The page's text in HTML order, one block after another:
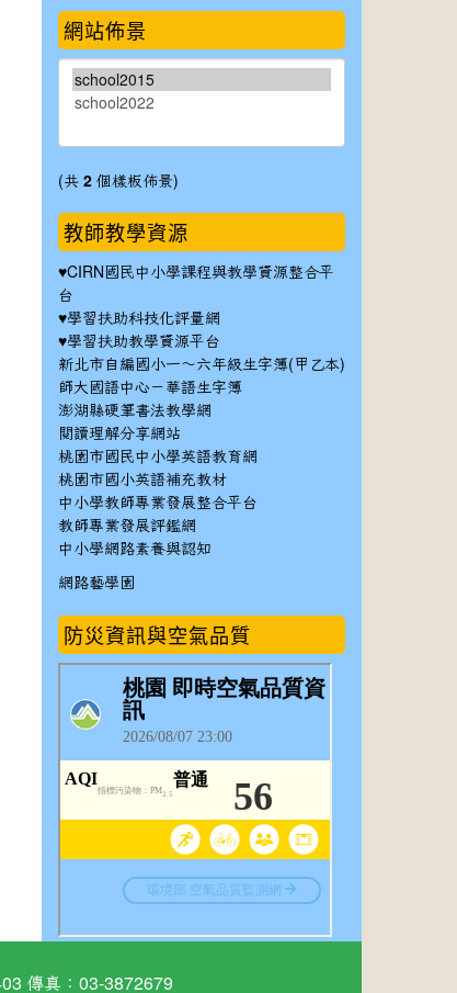
網站佈景
(共 2個樣板佈景)
教師教學資源
♥CIRN國民中小學課程與教學資源整合平
台
♥學習扶助科技化評量網
♥學習扶助教學資源平台
新北市自編國小一～六年級生字簿(甲乙本)
師大國語中心－華語生字簿
澎湖縣硬筆書法教學網
閱讀理解分享網站
桃園市國民中小學英語教育網
桃園市國小英語補充教材
中小學教師專業發展整合平台
教師專業發展評鑑網
中小學網路素養與認知
網路藝學園
防災資訊與空氣品質
傳真：03-3872679